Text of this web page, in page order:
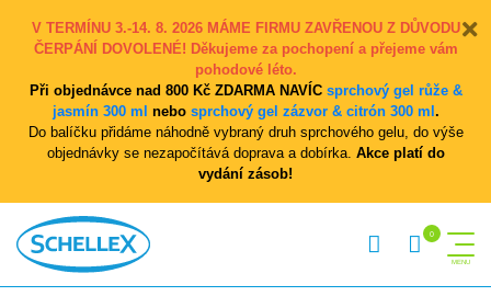
V TERMÍNU 3.-14. 8. 2026 MÁME FIRMU ZAVŘENOU Z DŮVODU
ČERPÁNÍ DOVOLENÉ! Děkujeme za pochopení a přejeme vám
pohodové léto.
Při objednávce nad 800 Kč ZDARMA NAVÍC sprchový gel růže &
jasmín 300 ml nebo sprchový gel zázvor & citrón 300 ml .
Do balíčku přidáme náhodně vybraný druh sprchového gelu, do výše
objednávky se nezapočítává doprava a dobírka. Akce platí do
vydání zásob!